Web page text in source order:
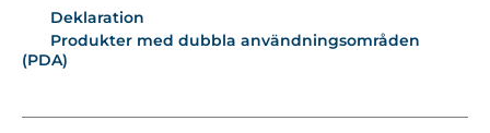
Deklaration
Produkter med dubbla användningsområden
(PDA)